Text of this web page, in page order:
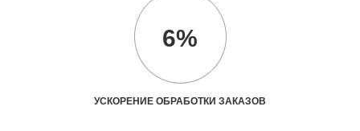
6%
УСКОРЕНИЕ ОБРАБОТКИ ЗАКАЗОВ